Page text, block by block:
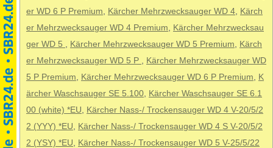
er WD 6 P Premium
Kärcher Mehrzwecksauger WD 4 Kärch
er Mehrzwecksauger WD 4 Premium
Kärcher Mehrzwecksau
ger WD 5
Kärcher Mehrzwecksauger WD 5 Premium
Kärch
er Mehrzwecksauger WD 5 P
Kärcher Mehrzwecksauger WD
5 P Premium
Kärcher Mehrzwecksauger WD 6 P Premium
K
ärcher Waschsauger SE 5.100 Kärcher Waschsauger SE 6.1
00 (white) *EU
Kärcher Nass-/ Trockensauger WD 4 V-20/5/2
2 (YYY) *EU
Kärcher Nass-/ Trockensauger WD 4 S V-20/5/2
2 (YSY) *EU
Kärcher Nass-/ Trockensauger WD 5 V-25/5/22